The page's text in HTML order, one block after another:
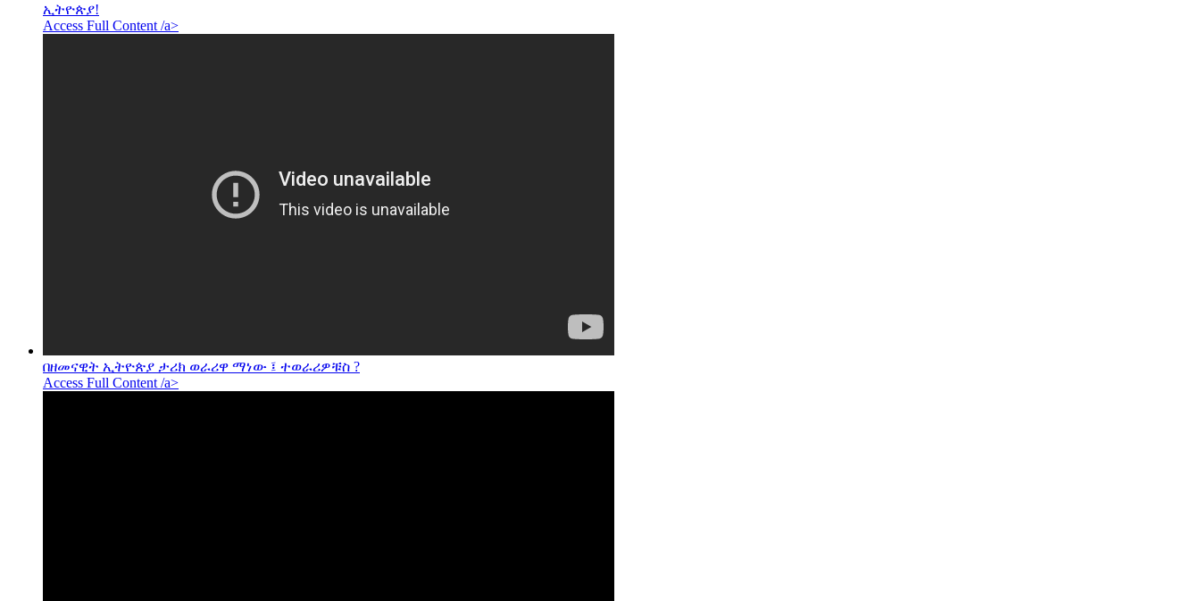
ኢትዮጵያ!
Access Full Content /a>
በዘመናዊት ኢትዮጵያ ታሪክ ወራሪዋ ማነው ፤ ተወራሪዎቹስ ?
Access Full Content /a>